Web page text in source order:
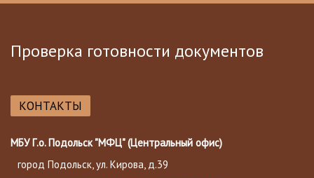
Проверка готовности документов
КОНТАКТЫ
МБУ Г.о. Подольск "МФЦ" (Центральный офис)
город Подольск, ул. Кирова, д.39